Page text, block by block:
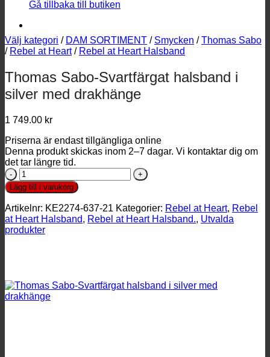
Gå tillbaka till butiken
Välj kategori / DAM SORTIMENT / Smycken / Thomas Sabo
/ Rebel at Heart / Rebel at Heart Halsband
Thomas Sabo-Svartfärgat halsband i
silver med drakhänge
1 749.00 kr
Priserna är endast tillgängliga online
Denna produkt skickas inom 2–7 dagar. Vi kontaktar dig om
det tar längre tid.
Thomas
Sabo-
Svartfärgat
halsband
i
silver
med
Lägg till i varukorg
Artikelnr: KE2274-637-21 Kategorier: Rebel at Heart, Rebel
at Heart Halsband, Rebel at Heart Halsband., Utvalda
produkter